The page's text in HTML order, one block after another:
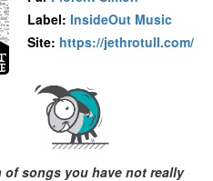
Label: InsideOut Music
Site: https://jethrotull.com/
songs you have not really